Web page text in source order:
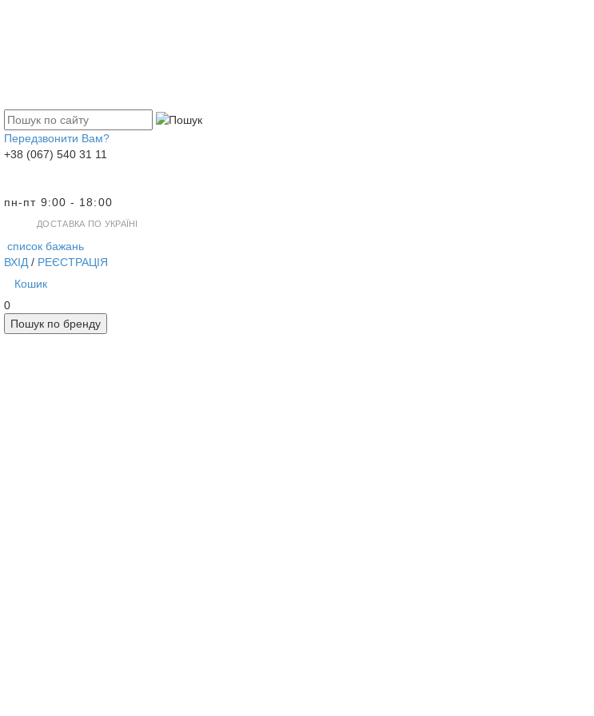
Передзвонити Вам?
+38 (067) 540 31 11
пн-пт 9:00 - 18:00
ДОСТАВКА ПО УКРАЇНІ
список бажань
ВХІД / РЕЄСТРАЦІЯ
Кошик
0
Пошук по бренду